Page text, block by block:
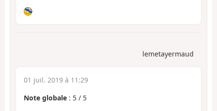
lemetayermaud
01 juil. 2019 à 11:29
Note globale : 5 / 5